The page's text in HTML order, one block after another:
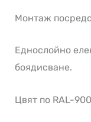
Монтаж
Еднослойно
боядисване.
Цвят по RAL-